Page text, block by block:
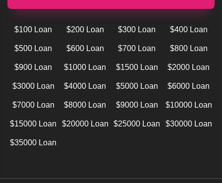
$100 Loan $200 Loan $300 Loan $400 Loan
$500 Loan $600 Loan $700 Loan $800 Loan
$900 Loan $1000 Loan $1500 Loan $2000 Loan
$3000 Loan $4000 Loan $5000 Loan $6000 Loan
$7000 Loan $8000 Loan $9000 Loan $10000 Loan
$15000 Loan $20000 Loan $25000 Loan $30000 Loan
$35000 Loan